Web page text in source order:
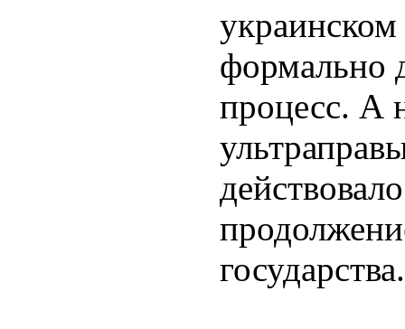
украинском
формально
процесс. А
государства.